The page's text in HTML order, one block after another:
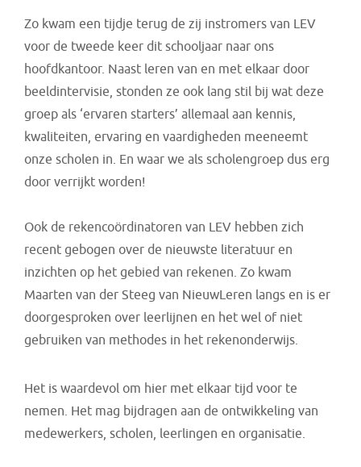
Zo kwam een tijdje terug de zij instromers van LEV
voor de tweede keer dit schooljaar naar ons
hoofdkantoor. Naast leren van en met elkaar door
beeldintervisie, stonden ze ook lang stil bij wat deze
groep als ‘ervaren starters’ allemaal aan kennis,
kwaliteiten, ervaring en vaardigheden meeneemt
onze scholen in. En waar we als scholengroep dus erg
door verrijkt worden!
Ook de rekencoördinatoren van LEV hebben zich
recent gebogen over de nieuwste literatuur en
inzichten op het gebied van rekenen. Zo kwam
Maarten van der Steeg van NieuwLeren langs en is er
doorgesproken over leerlijnen en het wel of niet
gebruiken van methodes in het rekenonderwijs.
Het is waardevol om hier met elkaar tijd voor te
nemen. Het mag bijdragen aan de ontwikkeling van
medewerkers, scholen, leerlingen en organisatie.